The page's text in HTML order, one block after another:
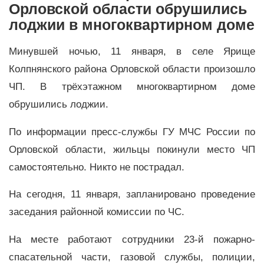
Орловской области обрушились
лоджии в многоквартирном доме
Минувшей ночью, 11 января, в селе Ярище
Колпнянского района Орловской области произошло
ЧП. В трёхэтажном многоквартирном доме
обрушились лоджии.
По информации пресс-службы ГУ МЧС России по
Орловской области, жильцы покинули место ЧП
самостоятельно. Никто не пострадал.
На сегодня, 11 января, запланировано проведение
заседания районной комиссии по ЧС.
На месте работают сотрудники 23-й пожарно-
спасательной части, газовой службы, полиции,